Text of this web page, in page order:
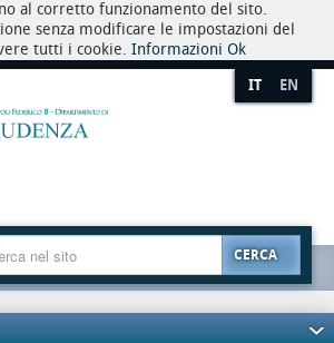
al corretto funzionamento del sito.
senza modificare le impostazioni del
tutti i cookie. Informazioni Ok
IT EN
CERCA